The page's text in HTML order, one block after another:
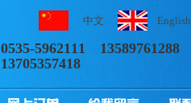
中文 English
0535-5962111 13589761288
13705357418